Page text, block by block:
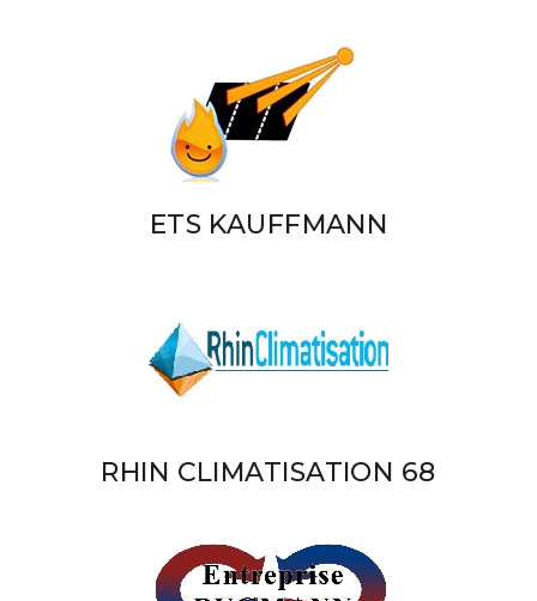
ETS KAUFFMANN
RHIN CLIMATISATION 68